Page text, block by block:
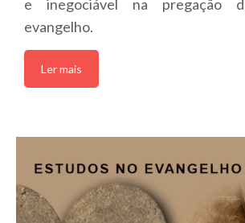
e inegociável na pregação
evangelho.
Ler mais